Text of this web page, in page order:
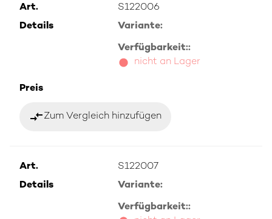
Art.
S122006
Details
Variante:
Verfügbarkeit::
nicht an Lager
Preis
compare_arrowsZum Vergleich hinzufügen
Art.
S122007
Details
Variante:
Verfügbarkeit::